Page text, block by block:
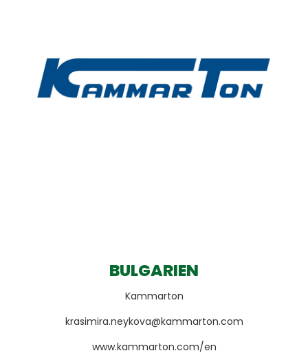
BULGARIEN
Kammarton
krasimira.neykova@kammarton.com
www.kammarton.com/en